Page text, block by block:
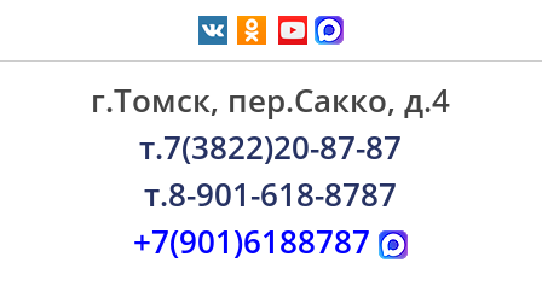
г.Томск, пер.Сакко, д.4
т.7(3822)20-87-87
т.8-901-618-8787
+7(901)6188787